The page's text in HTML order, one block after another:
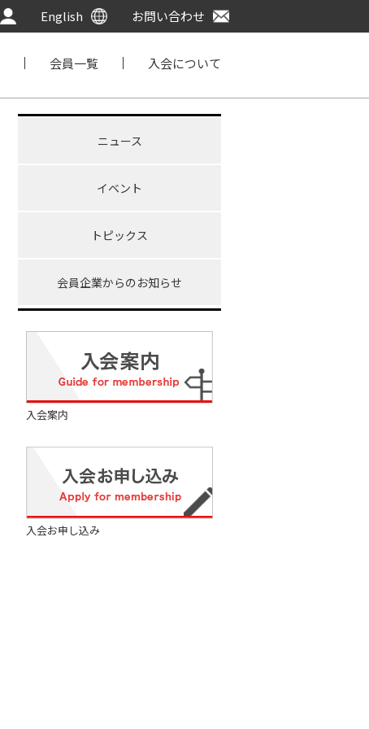
English お問い合わせ
会員一覧 入会について
ニュース
イベント
トピックス
会員企業からのお知らせ
入会案内
入会お申し込み